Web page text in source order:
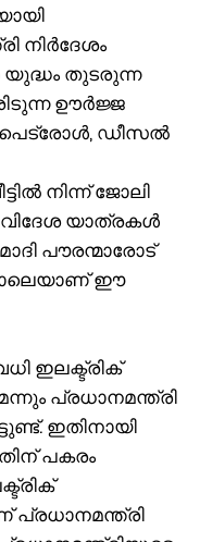
നിർദേശം
യുദ്ധം തുടരുന്ന
ഊ‍‍ർജ്ജ
പെട്രോൾ, ഡീസൽ
നിന്ന് ജോലി
യാത്രകൾ
പൗരന്മാരോട്
ഈ
ഇലക്ട്രിക്
പ്രധാനമന്ത്രി
ഇതിനായി
പകരം
പ്രധാനമന്ത്രി